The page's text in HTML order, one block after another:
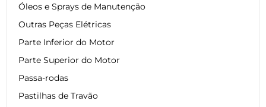
Óleos e Sprays de Manutenção
Outras Peças Elétricas
Parte Inferior do Motor
Parte Superior do Motor
Passa-rodas
Pastilhas de Travão